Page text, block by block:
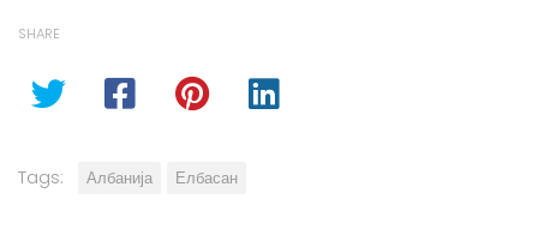
SHARE
Tags: Албанија Елбасан